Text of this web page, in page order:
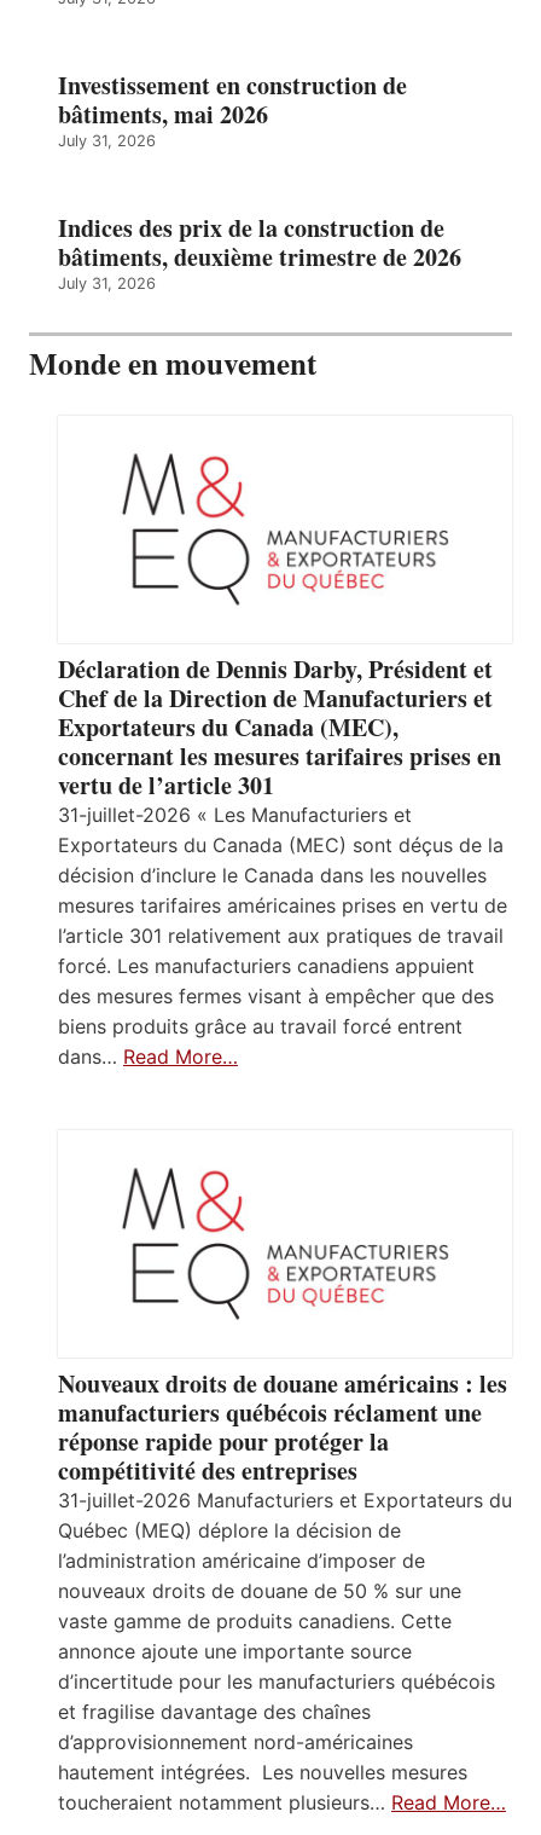
Investissement en construction de
bâtiments, mai 2026
July 31, 2026
Indices des prix de la construction de
bâtiments, deuxième trimestre de 2026
July 31, 2026
Monde en mouvement
Déclaration de Dennis Darby, Président et
Chef de la Direction de Manufacturiers et
Exportateurs du Canada (MEC),
concernant les mesures tarifaires prises en
vertu de l’article 301
31-juillet-2026 « Les Manufacturiers et
Exportateurs du Canada (MEC) sont déçus de la
décision d’inclure le Canada dans les nouvelles
mesures tarifaires américaines prises en vertu de
l’article 301 relativement aux pratiques de travail
forcé. Les manufacturiers canadiens appuient
des mesures fermes visant à empêcher que des
biens produits grâce au travail forcé entrent
dans… Read More…
Nouveaux droits de douane américains : les
manufacturiers québécois réclament une
réponse rapide pour protéger la
compétitivité des entreprises
31-juillet-2026 Manufacturiers et Exportateurs du
Québec (MEQ) déplore la décision de
l’administration américaine d’imposer de
nouveaux droits de douane de 50 % sur une
vaste gamme de produits canadiens. Cette
annonce ajoute une importante source
d’incertitude pour les manufacturiers québécois
et fragilise davantage des chaînes
d’approvisionnement nord-américaines
hautement intégrées. Les nouvelles mesures
toucheraient notamment plusieurs… Read More…